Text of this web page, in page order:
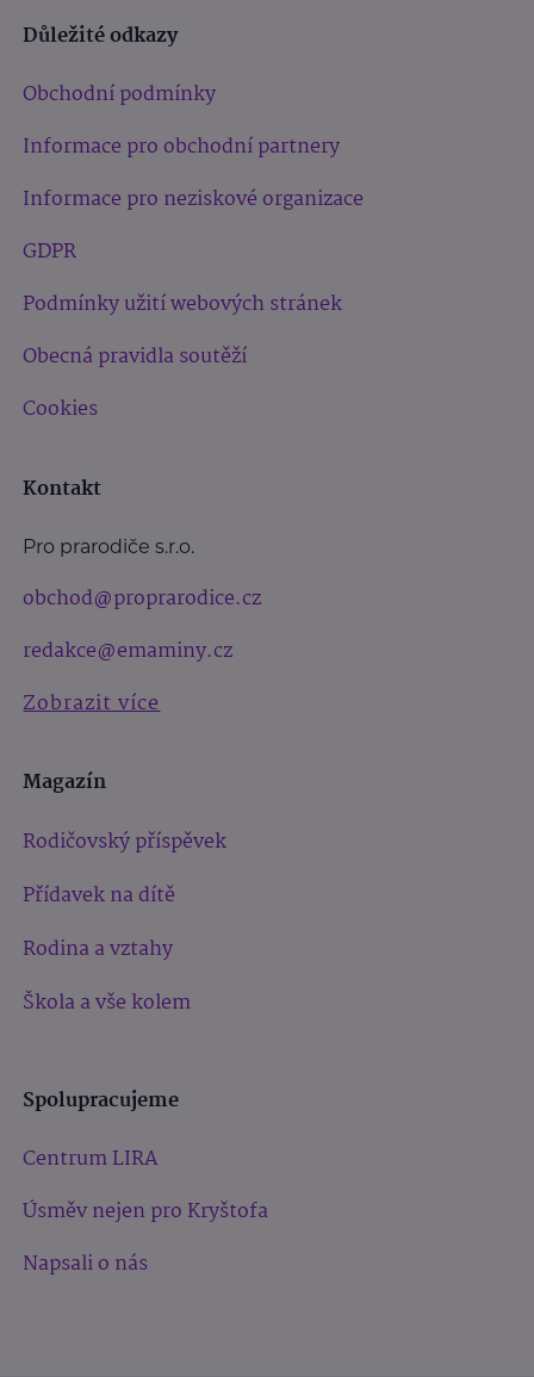
Důležité odkazy
Obchodní podmínky
Informace pro obchodní partnery
Informace pro neziskové organizace
GDPR
Podmínky užití webových stránek
Obecná pravidla soutěží
Cookies
Kontakt
Pro prarodiče s.r.o.
obchod@proprarodice.cz
redakce@emaminy.cz
Zobrazit více
Magazín
Rodičovský příspěvek
Přídavek na dítě
Rodina a vztahy
Škola a vše kolem
Spolupracujeme
Centrum LIRA
Úsměv nejen pro Kryštofa
Napsali o nás